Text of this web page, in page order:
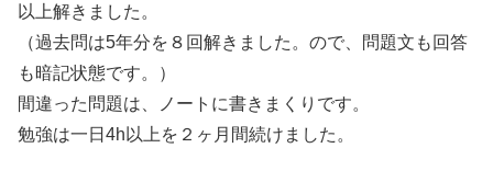
以上解きました。
（過去問は5年分を８回解きました。ので、問題文も回答
も暗記状態です。）
間違った問題は、ノートに書きまくりです。
勉強は一日4h以上を２ヶ月間続けました。